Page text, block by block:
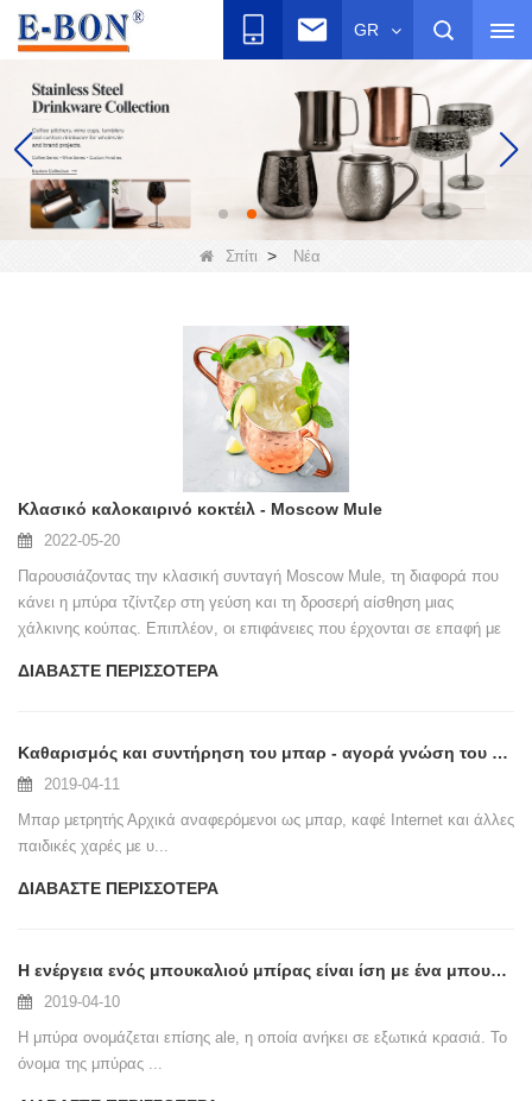
GR
Σπίτι > Νέα
Κλασικό καλοκαιρινό κοκτέιλ - Moscow Mule
2022-05-20
Παρουσιάζοντας την κλασική συνταγή Moscow Mule, τη διαφορά που
κάνει η μπύρα τζίντζερ στη γεύση και τη δροσερή αίσθηση μιας
χάλκινης κούπας. Επιπλέον, οι επιφάνειες που έρχονται σε επαφή με
επιβεβαίωση δειγμάτων και οι μέθοδοι καθαρισμού θα εξηγηθούν
ΔΙΑΒΆΣΤΕ ΠΕΡΙΣΣΌΤΕΡΑ
Καθαρισμός και συντήρηση του μπαρ - αγορά γνώση του μπαρ
2019-04-11
Μπαρ μετρητής Αρχικά αναφερόμενοι ως μπαρ, καφέ Internet και άλλες
παιδικές χαρές με υ...
ΔΙΑΒΆΣΤΕ ΠΕΡΙΣΣΌΤΕΡΑ
Η ενέργεια ενός μπουκαλιού μπίρας είναι ίση με ένα μπουμπούκια με ατμό;
2019-04-10
Η μπύρα ονομάζεται επίσης ale, η οποία ανήκει σε εξωτικά κρασιά. Το
όνομα της μπύρας ...